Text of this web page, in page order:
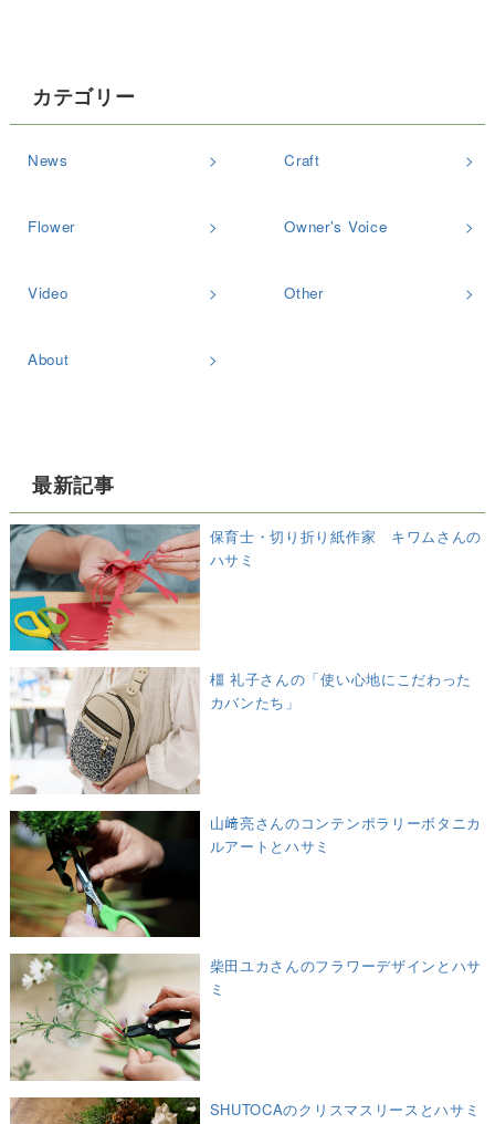
カテゴリー
News Craft
Flower Owner's Voice
Video Other
About
最新記事
保育士・切り折り紙作家 キワムさんの
ハサミ
橿 礼子さんの「使い心地にこだわった
カバンたち」
山﨑亮さんのコンテンポラリーボタニカ
ルアートとハサミ
柴田ユカさんのフラワーデザインとハサ
ミ
SHUTOCAのクリスマスリースとハサミ